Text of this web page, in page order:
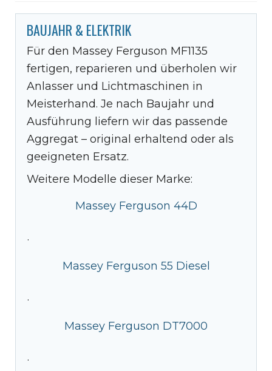
BAUJAHR & ELEKTRIK
Für den Massey Ferguson MF1135
fertigen, reparieren und überholen wir
Anlasser und Lichtmaschinen in
Meisterhand. Je nach Baujahr und
Ausführung liefern wir das passende
Aggregat – original erhaltend oder als
geeigneten Ersatz.
Weitere Modelle dieser Marke:
Massey Ferguson 44D
·
Massey Ferguson 55 Diesel
·
Massey Ferguson DT7000
·